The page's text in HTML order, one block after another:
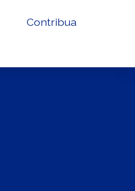
Contribua